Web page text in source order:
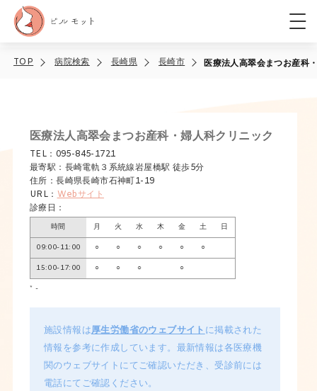
TOP 病院検索 長崎県 長崎市 医療法人高翠会まつお産科
医療法人高翠会まつお産科・婦人科クリニック
TEL：095-845-1721
最寄駅：長崎電軌３系統線岩屋橋駅 徒歩5分
住所：長崎県長崎市石神町1-19
URL： Webサイト
診療日：
時間 月 火 水 木 金 土 日
09:00-11:00 ○ ○ ○ ○ ○ ○
15:00-17:00 ○ ○ ○ ○
* -
施設情報は厚生労働省のウェブサイト に掲載された
情報を参考に作成しています。最新情報は各医療機
関のウェブサイトにてご確認いただき、受診前には
電話にてご確認ください。